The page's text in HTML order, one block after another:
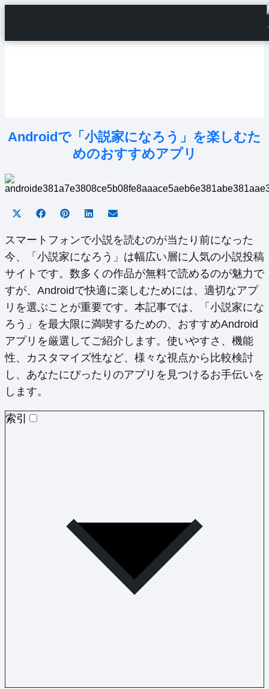
Androidで「小説家になろう」を楽しむた
めのおすすめアプリ
Share
X
(Twitter)
Share
Facebook
Share
Pinterest
Share
LinkedInEmail
スマートフォンで小説を読むのが当たり前になった
今、「小説家になろう」は幅広い層に人気の小説投稿
サイトです。数多くの作品が無料で読めるのが魅力で
すが、Androidで快適に楽しむためには、適切なアプ
リを選ぶことが重要です。本記事では、「小説家にな
ろう」を最大限に満喫するための、おすすめAndroid
アプリを厳選してご紹介します。使いやすさ、機能
性、カスタマイズ性など、様々な視点から比較検討
し、あなたにぴったりのアプリを見つけるお手伝いを
します。
索引